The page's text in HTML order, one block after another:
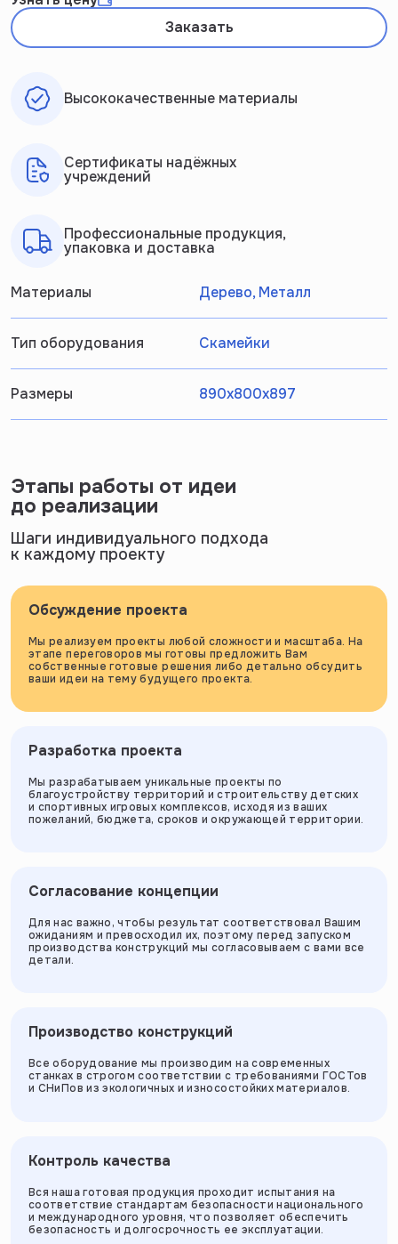
Заказать
Высококачественные материалы
Сертификаты надёжных
учреждений
Профессиональные продукция,
упаковка и доставка
Материалы Дерево, Металл
Тип оборудования Скамейки
Размеры 890x800x897
Этапы работы от идеи
до реализации
Шаги индивидуального подхода
к каждому проекту
Обсуждение проекта
Мы реализуем проекты любой сложности и масштаба. На
этапе переговоров мы готовы предложить Вам
собственные готовые решения либо детально обсудить
ваши идеи на тему будущего проекта.
Разработка проекта
Мы разрабатываем уникальные проекты по
благоустройству территорий и строительству детских
и спортивных игровых комплексов, исходя из ваших
пожеланий, бюджета, сроков и окружающей территории.
Согласование концепции
Для нас важно, чтобы результат соответствовал Вашим
ожиданиям и превосходил их, поэтому перед запуском
производства конструкций мы согласовываем с вами все
детали.
Производство конструкций
Все оборудование мы производим на современных
станках в строгом соответствии с требованиями ГОСТов
и СНиПов из экологичных и износостойких материалов.
Контроль качества
Вся наша готовая продукция проходит испытания на
соответствие стандартам безопасности национального
и международного уровня, что позволяет обеспечить
безопасность и долгосрочность ее эксплуатации.